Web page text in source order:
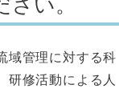
い。
域管理に対する科
研修活動による人